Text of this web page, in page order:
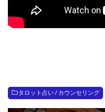
タロット占い / カウンセリング